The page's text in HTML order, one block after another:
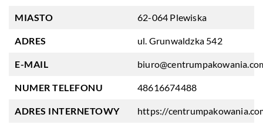
MIASTO 62-064 Plewiska
ADRES ul. Grunwaldzka 542
E-MAIL
NUMER TELEFONU 48616674488
ADRES INTERNETOWY https://